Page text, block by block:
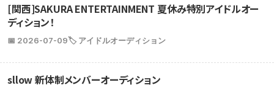
[関西]SAKURA ENTERTAINMENT 夏休み特別アイドルオー
ディション！
📅 2026-07-09🏷️ アイドルオーディション
sllow 新体制メンバーオーディション